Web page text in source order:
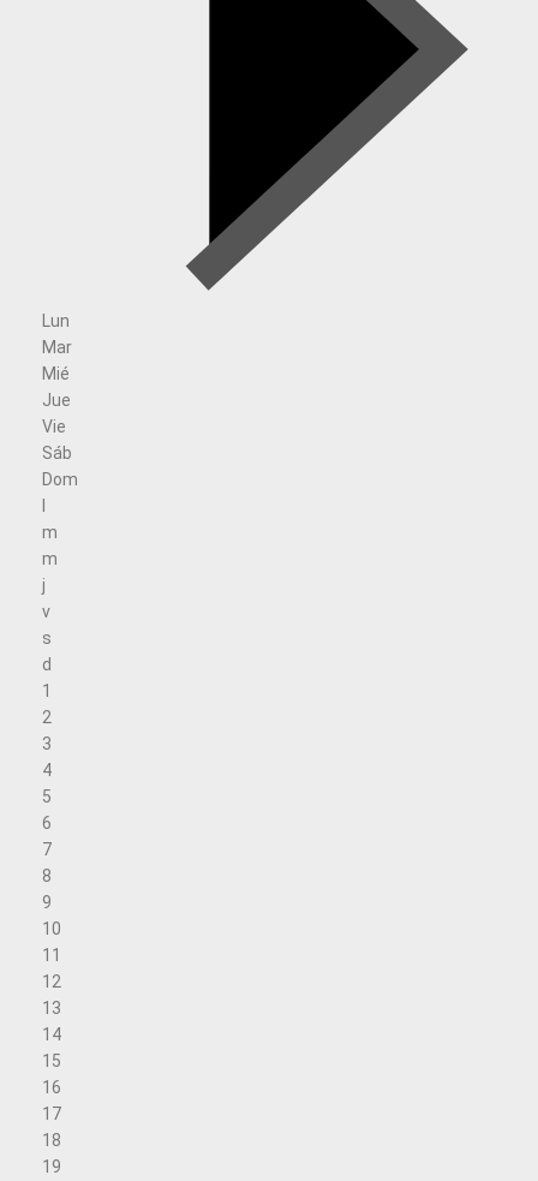
Lun
Mar
Mié
Jue
Vie
Sáb
Dom
m
m
j
v
s
d
1
2
3
4
5
6
7
8
9
10
11
12
13
14
15
16
17
18
19